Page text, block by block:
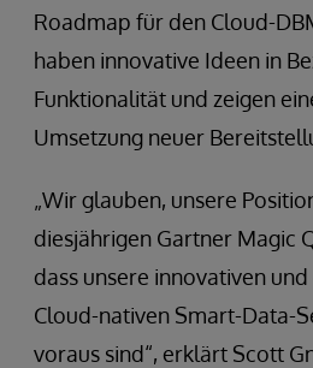
Roadmap für den Cloud-
haben innovative Ideen in
Funktionalität und zeigen
Umsetzung neuer
„Wir glauben, unsere
diesjährigen Gartner Magic
dass unsere innovativen
Cloud-nativen Smart-Data-
voraus sind“, erklärt Scott